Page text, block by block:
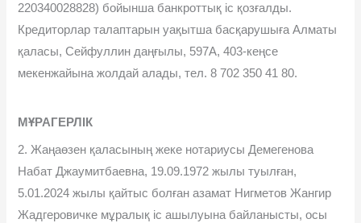
220340028828) бойынша банкроттық іс қозғалды.
Кредиторлар талаптарын уақытша басқарушыға Алматы
қаласы, Сейфуллин даңғылы, 597А, 403-кеңсе
мекенжайына жолдай алады, тел. 8 702 350 41 80.
МҰРАГЕРЛІК
2. Жаңаөзен қаласының жеке нотариусы Демегенова
Набат Джаумитбаевна, 19.09.1972 жылы туылған,
5.01.2024 жылы қайтыс болған азамат Нигметов Жангир
Жадгеровичке мұралық іс ашылуына байланысты, осы